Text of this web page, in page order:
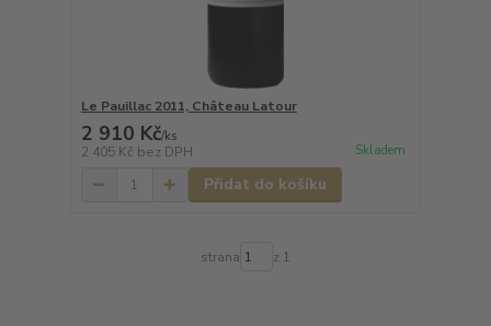
Le Pauillac 2011, Château Latour
2 910 Kč/ks
2 405 Kč bez DPH Skladem
Přidat do košíku
strana z 1